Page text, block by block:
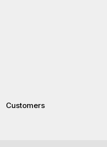
Customers